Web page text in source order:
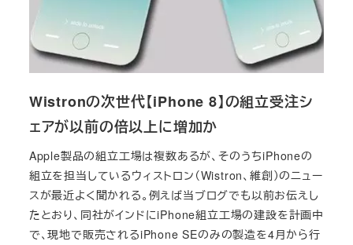
Wistronの次世代【iPhone 8】の組立受注シ
ェアが以前の倍以上に増加か
Apple製品の組立工場は複数あるが、そのうちiPhoneの
組立を担当しているウィストロン（Wistron、維創）のニュー
スが最近よく聞かれる。例えば当ブログでも以前お伝えし
たとおり、同社がインドにiPhone組立工場の建設を計画中
で、現地で販売されるiPhone SEのみの製造を4月から行